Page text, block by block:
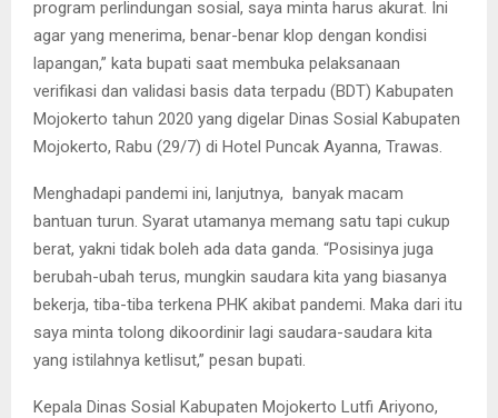
program perlindungan sosial, saya minta harus akurat. Ini
agar yang menerima, benar-benar klop dengan kondisi
lapangan,” kata bupati saat membuka pelaksanaan
verifikasi dan validasi basis data terpadu (BDT) Kabupaten
Mojokerto tahun 2020 yang digelar Dinas Sosial Kabupaten
Mojokerto, Rabu (29/7) di Hotel Puncak Ayanna, Trawas.
Menghadapi pandemi ini, lanjutnya, banyak macam
bantuan turun. Syarat utamanya memang satu tapi cukup
berat, yakni tidak boleh ada data ganda. “Posisinya juga
berubah-ubah terus, mungkin saudara kita yang biasanya
bekerja, tiba-tiba terkena PHK akibat pandemi. Maka dari itu
saya minta tolong dikoordinir lagi saudara-saudara kita
yang istilahnya ketlisut,” pesan bupati.
Kepala Dinas Sosial Kabupaten Mojokerto Lutfi Ariyono,